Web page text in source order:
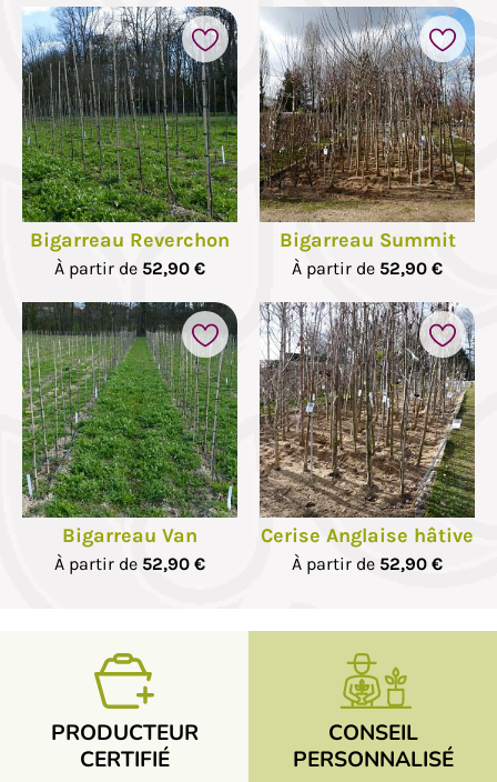
Bigarreau Reverchon
À partir de 52,90 €
Bigarreau Summit
À partir de 52,90 €
Bigarreau Van
À partir de 52,90 €
Cerise Anglaise hâtive
À partir de 52,90 €
PRODUCTEUR
CERTIFIÉ
CONSEIL
PERSONNALISÉ